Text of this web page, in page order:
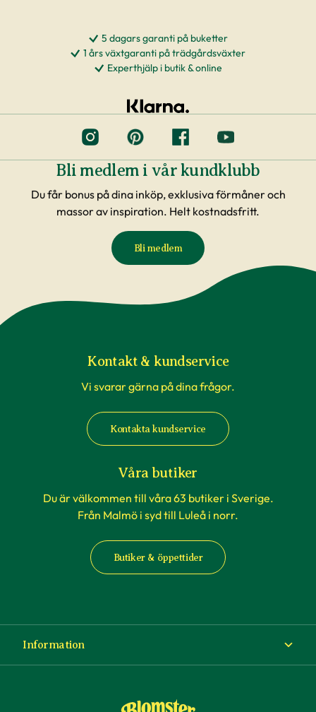
5 dagars garanti på buketter
1 års växtgaranti på trädgårdsväxter
Experthjälp i butik & online
Bli medlem i vår kundklubb
Du får bonus på dina inköp, exklusiva förmåner och
massor av inspiration. Helt kostnadsfritt.
Bli medlem
Kontakt & kundservice
Vi svarar gärna på dina frågor.
Kontakta kundservice
Våra butiker
Du är välkommen till våra 63 butiker i Sverige.
Från Malmö i syd till Luleå i norr.
Butiker & öppettider
Information